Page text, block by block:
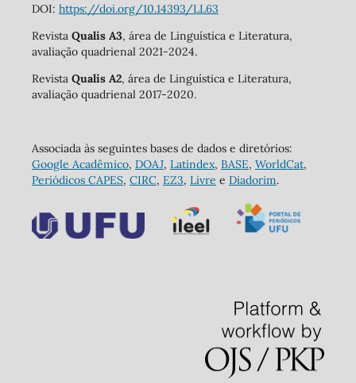
DOI: https://doi.org/10.14393/LL63
Revista Qualis A3, área de Linguística e Literatura,
avaliação quadrienal 2021-2024.
Revista Qualis A2, área de Linguística e Literatura,
avaliação quadrienal 2017-2020.
Associada às seguintes bases de dados e diretórios:
Google Acadêmico, DOAJ, Latindex, BASE, WorldCat,
Periódicos CAPES, CIRC, EZ3, Livre e Diadorim.